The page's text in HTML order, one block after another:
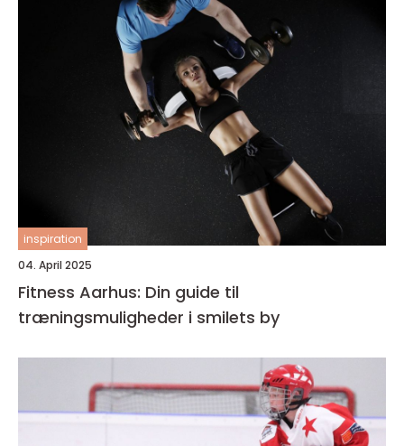
inspiration
04. April 2025
Fitness Aarhus: Din guide til
træningsmuligheder i smilets by